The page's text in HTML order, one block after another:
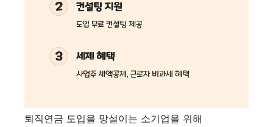
퇴직연금 도입을 망설이는 소기업을 위해